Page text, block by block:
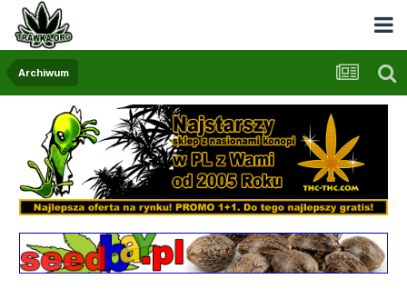
Archiwum